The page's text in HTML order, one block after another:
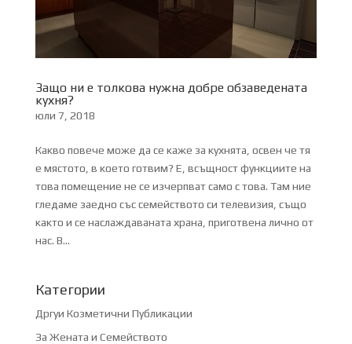
Защо ни е толкова нужна добре обзаведената
кухня?
юли 7, 2018
Какво повече може да се каже за кухнята, освен че тя
е мястото, в което готвим? Е, всъщност функциите на
това помещение не се изчерпват само с това. Там ние
гледаме заедно със семейството си телевизия, също
както и се наслаждаваната храна, приготвена лично от
нас. В...
Категории
Дргуи Козметични Публикации
За Жената и Семейството